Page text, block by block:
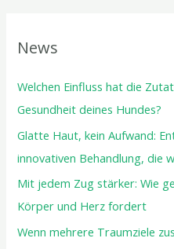
News
Welchen Einfluss hat die
Gesundheit deines Hundes?
Glatte Haut, kein Aufwand:
innovativen Behandlung, die
Mit jedem Zug stärker: Wie
Körper und Herz fordert
Wenn mehrere Traumziele